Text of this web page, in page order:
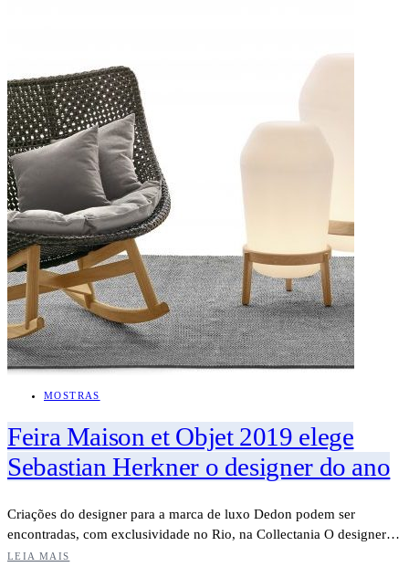
MOSTRAS
Feira Maison et Objet 2019 elege
Sebastian Herkner o designer do ano
Criações do designer para a marca de luxo Dedon podem ser
encontradas, com exclusividade no Rio, na Collectania O designer…
LEIA MAIS